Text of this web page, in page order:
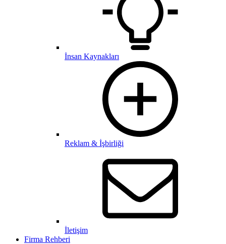
İnsan Kaynakları
Reklam & İşbirliği
İletişim
Firma Rehberi